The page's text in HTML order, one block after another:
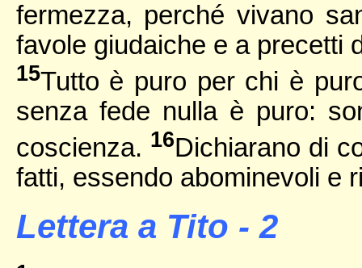
fermezza, perché vivano
favole giudaiche e a precetti
15Tutto è puro per chi è
senza fede nulla è puro:
coscienza. 16Dichiarano di
fatti, essendo abominevoli e
Lettera a Tito - 2